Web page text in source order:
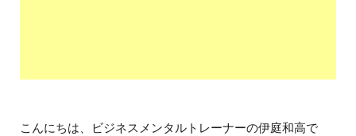
こんにちは、ビジネスメンタルトレーナーの伊庭和高で